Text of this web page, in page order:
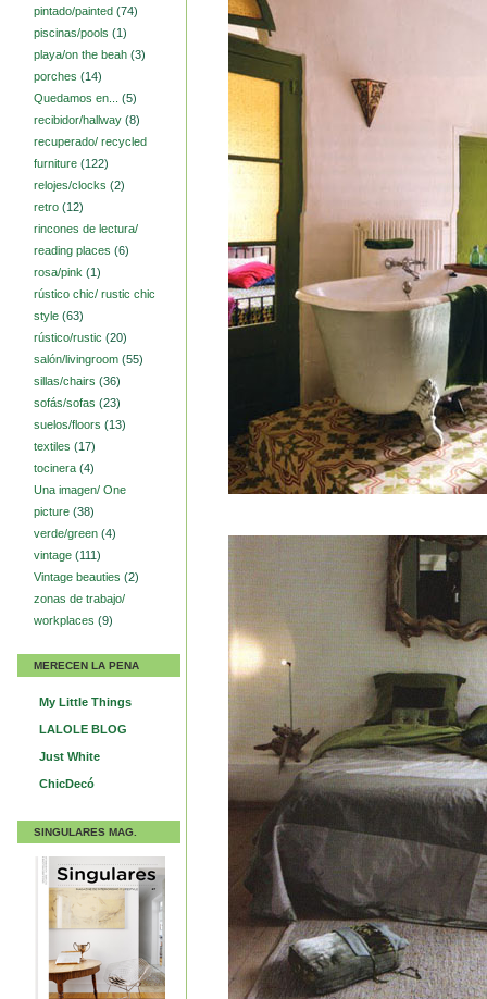
pintado/painted (74)
piscinas/pools (1)
playa/on the beah (3)
porches (14)
Quedamos en... (5)
recibidor/hallway (8)
recuperado/ recycled
furniture (122)
relojes/clocks (2)
retro (12)
rincones de lectura/
reading places (6)
rosa/pink (1)
rústico chic/ rustic chic
style (63)
rústico/rustic (20)
salón/livingroom (55)
sillas/chairs (36)
sofás/sofas (23)
suelos/floors (13)
textiles (17)
tocinera (4)
Una imagen/ One
picture (38)
verde/green (4)
vintage (111)
Vintage beauties (2)
zonas de trabajo/
workplaces (9)
MERECEN LA PENA
My Little Things
LALOLE BLOG
Just White
ChicDecó
SINGULARES MAG.